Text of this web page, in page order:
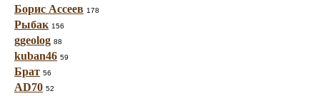
Борис Ассеев 178
Рыбак 156
ggeolog 88
kuban46 59
Брат 56
AD70 52